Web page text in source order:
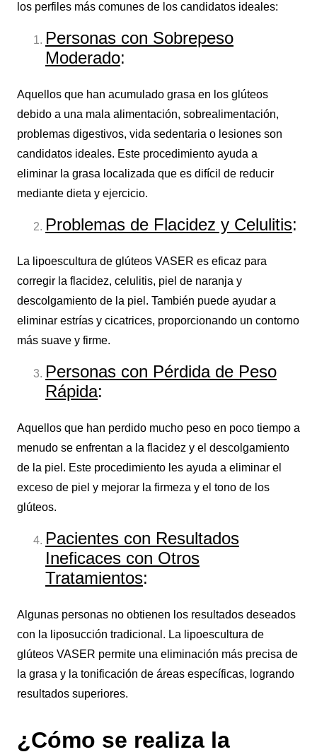
los perfiles más comunes de los candidatos ideales:
Personas con Sobrepeso
Moderado:
Aquellos que han acumulado grasa en los glúteos
debido a una mala alimentación, sobrealimentación,
problemas digestivos, vida sedentaria o lesiones son
candidatos ideales. Este procedimiento ayuda a
eliminar la grasa localizada que es difícil de reducir
mediante dieta y ejercicio.
Problemas de Flacidez y Celulitis:
La lipoescultura de glúteos VASER es eficaz para
corregir la flacidez, celulitis, piel de naranja y
descolgamiento de la piel. También puede ayudar a
eliminar estrías y cicatrices, proporcionando un contorno
más suave y firme.
Personas con Pérdida de Peso
Rápida:
Aquellos que han perdido mucho peso en poco tiempo a
menudo se enfrentan a la flacidez y el descolgamiento
de la piel. Este procedimiento les ayuda a eliminar el
exceso de piel y mejorar la firmeza y el tono de los
glúteos.
Pacientes con Resultados
Ineficaces con Otros
Tratamientos:
Algunas personas no obtienen los resultados deseados
con la liposucción tradicional. La lipoescultura de
glúteos VASER permite una eliminación más precisa de
la grasa y la tonificación de áreas específicas, logrando
resultados superiores.
¿Cómo se realiza la